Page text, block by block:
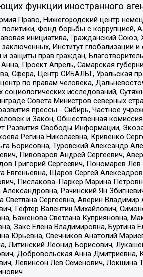
функции иностранного
Нижегородский центр
политики, Фонд борьбы с
инициатива, Гражданский
Институт
защиты прав граждан,
Анна, Проект Апрель, Самарская
Сфера, Центр СИБАЛЬТ, Уральская
по правам человека,
социологических исследований,
Совета Министров северных
прессы - Сибирь, Частное
и Закон, Общественная
Развития Свободы Информации,
Регина Николаевна, Кривенко
Борисовна, Туровский Александр
Пивоваров Андрей Сергеевич,
Григорий Сергеевич, Пономарев
Евгеньевна, Щаров Сергей
Пислакова-Паркер Марина
Александровна, Рачинский Ян
Светлана Сергеевна, Аверин
Гефтер Валентин Михайлович,
Баженова Светлана Куприяновна,
Закс Елена Владимировна,
Юрьевна, Свечников Анатолий
Литинский Леонид Борисович,
Добровольская Анна
Левинсон Лев Семенович,